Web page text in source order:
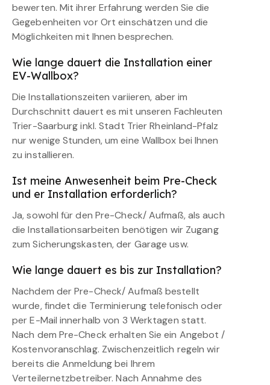
bewerten. Mit ihrer Erfahrung werden Sie die
Gegebenheiten vor Ort einschätzen und die
Möglichkeiten mit Ihnen besprechen.
Wie lange dauert die Installation einer
EV-Wallbox?
Die Installationszeiten variieren, aber im
Durchschnitt dauert es mit unseren Fachleuten
Trier-Saarburg inkl. Stadt Trier Rheinland-Pfalz
nur wenige Stunden, um eine Wallbox bei Ihnen
zu installieren.
Ist meine Anwesenheit beim Pre-Check
und er Installation erforderlich?
Ja, sowohl für den Pre-Check/ Aufmaß, als auch
die Installationsarbeiten benötigen wir Zugang
zum Sicherungskasten, der Garage usw.
Wie lange dauert es bis zur Installation?
Nachdem der Pre-Check/ Aufmaß bestellt
wurde, findet die Terminierung telefonisch oder
per E-Mail innerhalb von 3 Werktagen statt.
Nach dem Pre-Check erhalten Sie ein Angebot /
Kostenvoranschlag. Zwischenzeitlich regeln wir
bereits die Anmeldung bei Ihrem
Verteilernetzbetreiber. Nach Annahme des